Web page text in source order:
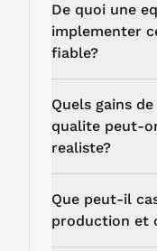
De quoi une
implementer
fiable?
Quels gains
qualite peut-
realiste?
Que peut-il
production et